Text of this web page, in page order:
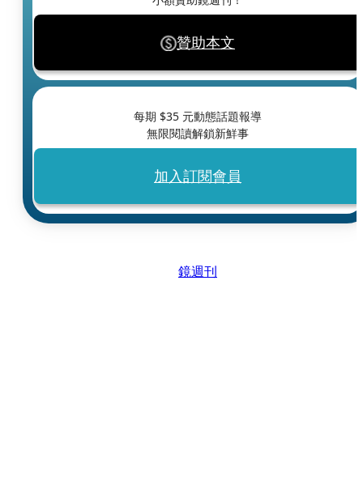
贊助本文
每期 $35 元動態話題報導
無限閱讀解鎖新鮮事
加入訂閱會員
鏡週刊